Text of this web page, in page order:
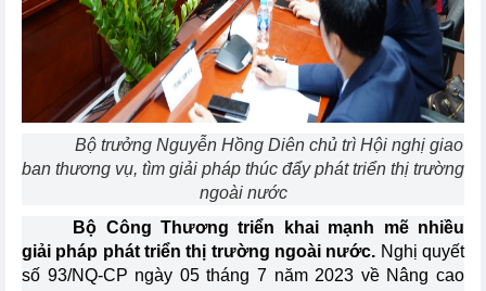
Bộ trưởng Nguyễn Hồng Diên chủ trì Hội nghị giao
ban thương vụ, tìm giải pháp thúc đẩy phát triển thị trường
ngoài nước
Bộ Công Thương triển khai mạnh mẽ nhiều
giải pháp phát triển thị trường ngoài nước. Nghị quyết
số 93/NQ-CP ngày 05 tháng 7 năm 2023 về Nâng cao